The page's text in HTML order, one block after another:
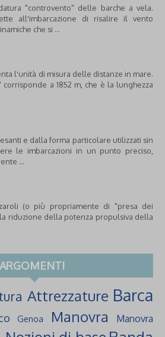
"controvento" delle barche a vela.
all'imbarcazione di risalire il vento
che si ...
l'unità di misura delle distanze in mare.
a 1852 m, che è la lunghezza
e dalla forma particolare utilizzati sin
le imbarcazioni in un punto preciso,
...
(o più propriamente di "presa dei
riduzione della potenza propulsiva della
ARGOMENTI
Attrezzature Barca
Genoa Manovra
Manovra